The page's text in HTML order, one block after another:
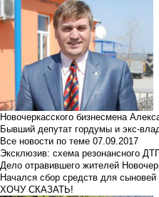
Новочеркасского бизнесмена
Бывший депутат гордумы и экс-
Все новости по теме 07.09.2017
Эксклюзив: схема резонансного
Дело отравившего жителей
Начался сбор средств для
ХОЧУ СКАЗАТЬ!